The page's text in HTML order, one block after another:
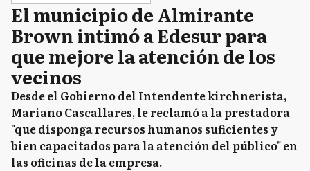
El municipio de Almirante
Brown intimó a Edesur para
que mejore la atención de los
vecinos
Desde el Gobierno del Intendente kirchnerista,
Mariano Cascallares, le reclamó a la prestadora
"que disponga recursos humanos suficientes y
bien capacitados para la atención del público" en
las oficinas de la empresa.